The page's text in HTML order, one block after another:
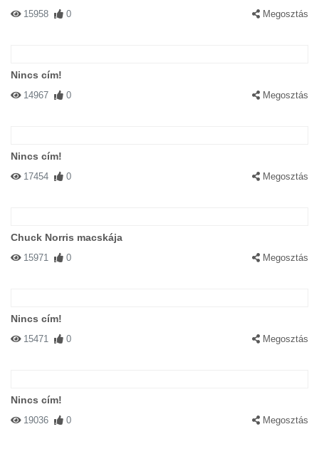
15958 0 Megosztás
Nincs cím!
14967 0 Megosztás
Nincs cím!
17454 0 Megosztás
Chuck Norris macskája
15971 0 Megosztás
Nincs cím!
15471 0 Megosztás
Nincs cím!
19036 0 Megosztás